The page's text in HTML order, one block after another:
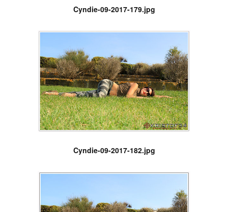
Cyndie-09-2017-179.jpg
Cyndie-09-2017-182.jpg